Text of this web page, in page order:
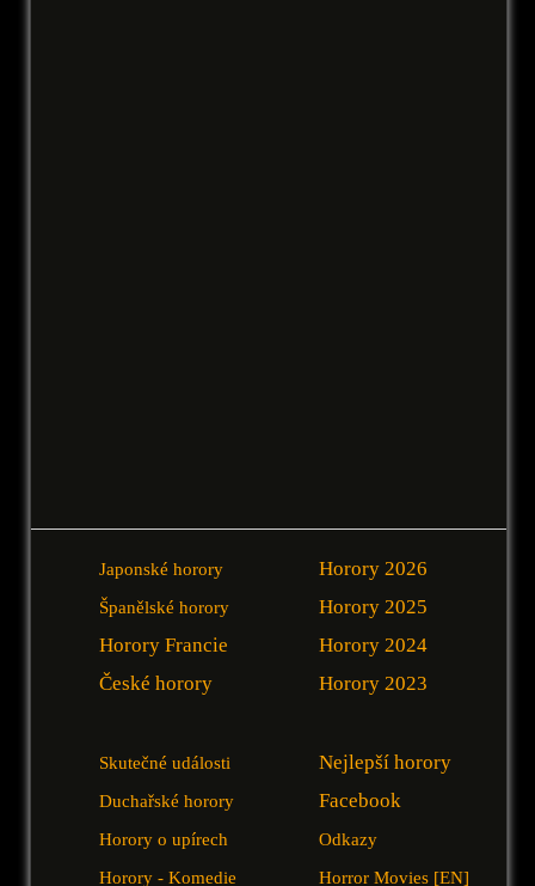
Japonské horory
Španělské horory
Horory Francie
České horory
Horory 2026
Horory 2025
Horory 2024
Horory 2023
Skutečné události
Duchařské horory
Horory o upírech
Horory - Komedie
Nejlepší horory
Facebook
Odkazy
Horror Movies [EN]